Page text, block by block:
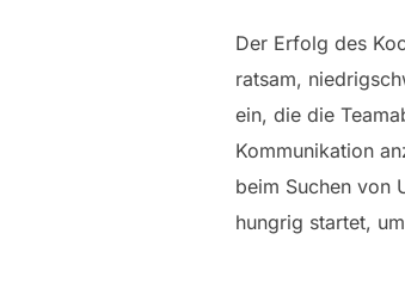
Der Erfolg des
ratsam,
ein, die die
Kommunikation
beim Suchen von
hungrig startet,